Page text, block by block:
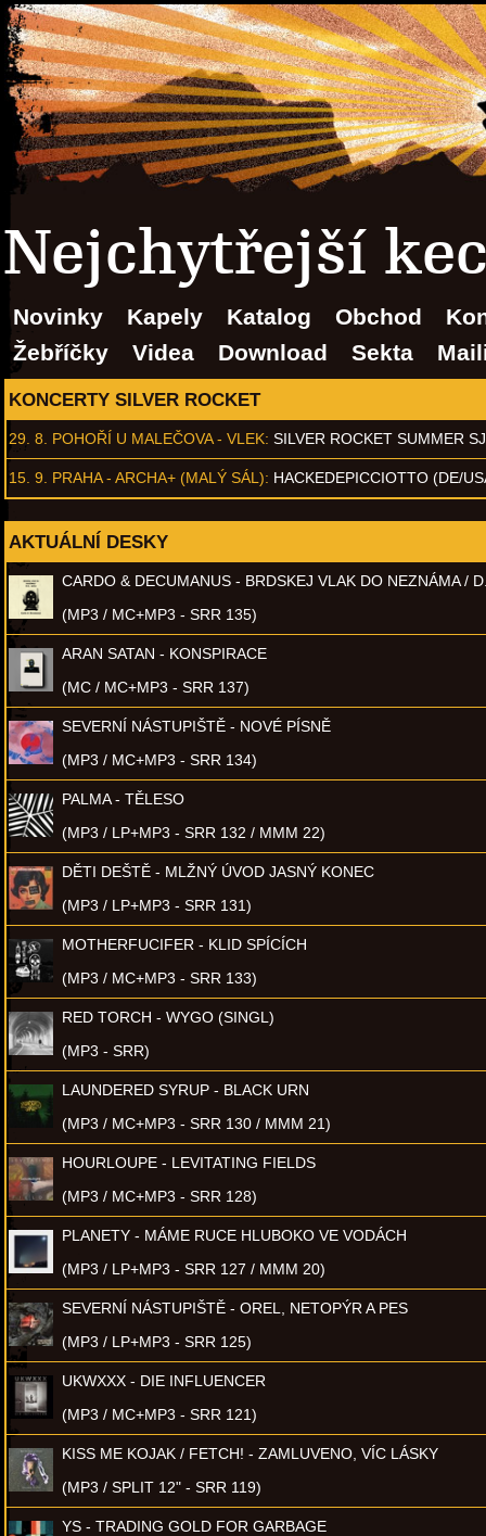
Nejchytřejší
Novinky Kapely Katalog Obchod
Žebříčky
Videa Download Sekta
KONCERTY SILVER ROCKET
29. 8. POHOŘÍ U MALEČOVA - VLEK: SILVER ROCKET SUMMER
15. 9. PRAHA - ARCHA+ (MALÝ SÁL): HACKEDEPICCIOTTO (DE/
AKTUÁLNÍ DESKY
CARDO & DECUMANUS - BRDSKEJ VLAK DO NEZNÁMA /
(MP3 / MC+MP3 - SRR 135)
ARAN SATAN - KONSPIRACE
(MC / MC+MP3 - SRR 137)
SEVERNÍ NÁSTUPIŠTĚ - NOVÉ PÍSNĚ
(MP3 / MC+MP3 - SRR 134)
PALMA - TĚLESO
(MP3 / LP+MP3 - SRR 132 / MMM 22)
DĚTI DEŠTĚ - MLŽNÝ ÚVOD JASNÝ KONEC
(MP3 / LP+MP3 - SRR 131)
MOTHERFUCIFER - KLID SPÍCÍCH
(MP3 / MC+MP3 - SRR 133)
RED TORCH - WYGO (SINGL)
(MP3 - SRR)
LAUNDERED SYRUP - BLACK URN
(MP3 / MC+MP3 - SRR 130 / MMM 21)
HOURLOUPE - LEVITATING FIELDS
(MP3 / MC+MP3 - SRR 128)
PLANETY - MÁME RUCE HLUBOKO VE VODÁCH
(MP3 / LP+MP3 - SRR 127 / MMM 20)
SEVERNÍ NÁSTUPIŠTĚ - OREL, NETOPÝR A PES
(MP3 / LP+MP3 - SRR 125)
UKWXXX - DIE INFLUENCER
(MP3 / MC+MP3 - SRR 121)
KISS ME KOJAK / FETCH! - ZAMLUVENO, VÍC LÁSKY
(MP3 / SPLIT 12" - SRR 119)
YS - TRADING GOLD FOR GARBAGE